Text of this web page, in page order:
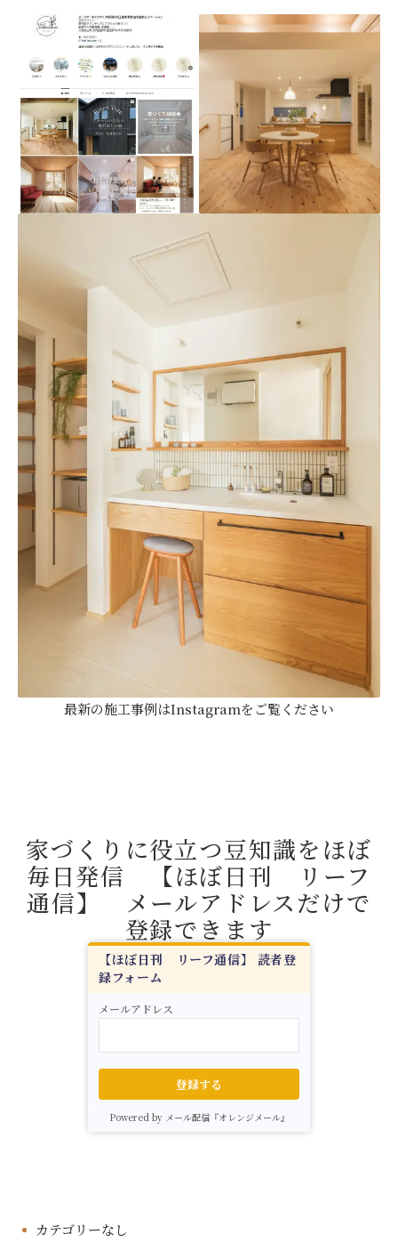
最新の施工事例はInstagramをご覧ください
家づくりに役立つ豆知識をほぼ
毎日発信 【ほぼ日刊 リーフ
通信】 メールアドレスだけで
登録できます
【ほぼ日刊 リーフ通信】 読者登
録フォーム
メールアドレス
登録する
Powered by メール配信『オレンジメール』
カテゴリーなし